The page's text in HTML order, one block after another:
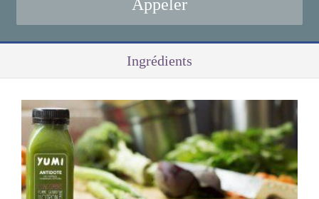
Appeler
Ingrédients